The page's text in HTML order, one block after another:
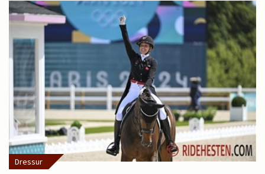
Dressur